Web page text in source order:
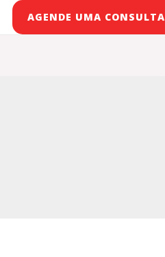
AGENDE UMA CONSULTA